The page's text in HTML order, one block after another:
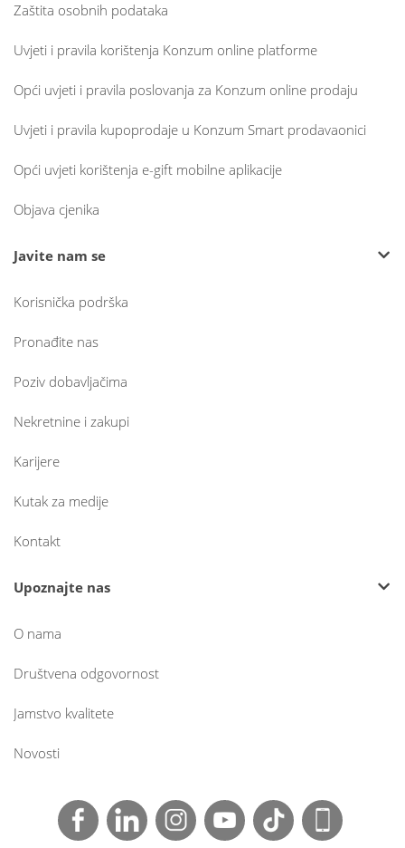
Zaštita osobnih podataka
Uvjeti i pravila korištenja Konzum online platforme
Opći uvjeti i pravila poslovanja za Konzum online prodaju
Uvjeti i pravila kupoprodaje u Konzum Smart prodavaonici
Opći uvjeti korištenja e-gift mobilne aplikacije
Objava cjenika
Javite nam se
Korisnička podrška
Pronađite nas
Poziv dobavljačima
Nekretnine i zakupi
Karijere
Kutak za medije
Kontakt
Upoznajte nas
O nama
Društvena odgovornost
Jamstvo kvalitete
Novosti